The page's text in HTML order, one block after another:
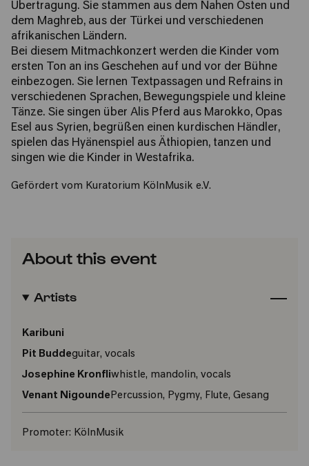
Übertragung. Sie stammen aus dem Nahen Osten und
dem Maghreb, aus der Türkei und verschiedenen
afrikanischen Ländern.
Bei diesem Mitmachkonzert werden die Kinder vom
ersten Ton an ins Geschehen auf und vor der Bühne
einbezogen. Sie lernen Textpassagen und Refrains in
verschiedenen Sprachen, Bewegungspiele und kleine
Tänze. Sie singen über Alis Pferd aus Marokko, Opas
Esel aus Syrien, begrüßen einen kurdischen Händler,
spielen das Hyänenspiel aus Äthiopien, tanzen und
singen wie die Kinder in Westafrika.
Gefördert vom Kuratorium KölnMusik e.V.
About this event
Artists
Karibuni
Pit Buddeguitar, vocals
Josephine Kronfliwhistle, mandolin, vocals
Venant NigoundePercussion, Pygmy, Flute, Gesang
Promoter: KölnMusik